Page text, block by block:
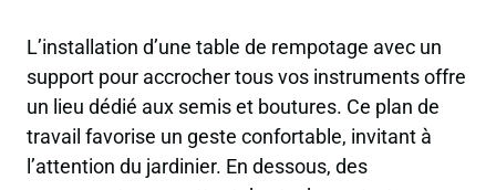
L’installation d’une table de rempotage avec un
support pour accrocher tous vos instruments offre
un lieu dédié aux semis et boutures. Ce plan de
travail favorise un geste confortable, invitant à
l’attention du jardinier. En dessous, des